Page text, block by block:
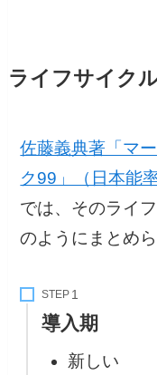
ライフサイク
佐藤義典著「マ
ク99」（日本能
では、そのライ
のようにまとめ
STEP
導入期
新しい